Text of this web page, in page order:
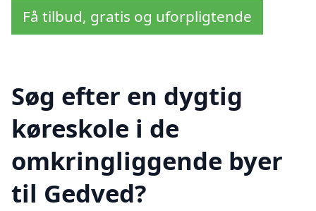
Få tilbud, gratis og uforpligtende
Søg efter en dygtig
køreskole i de
omkringliggende byer
til Gedved?